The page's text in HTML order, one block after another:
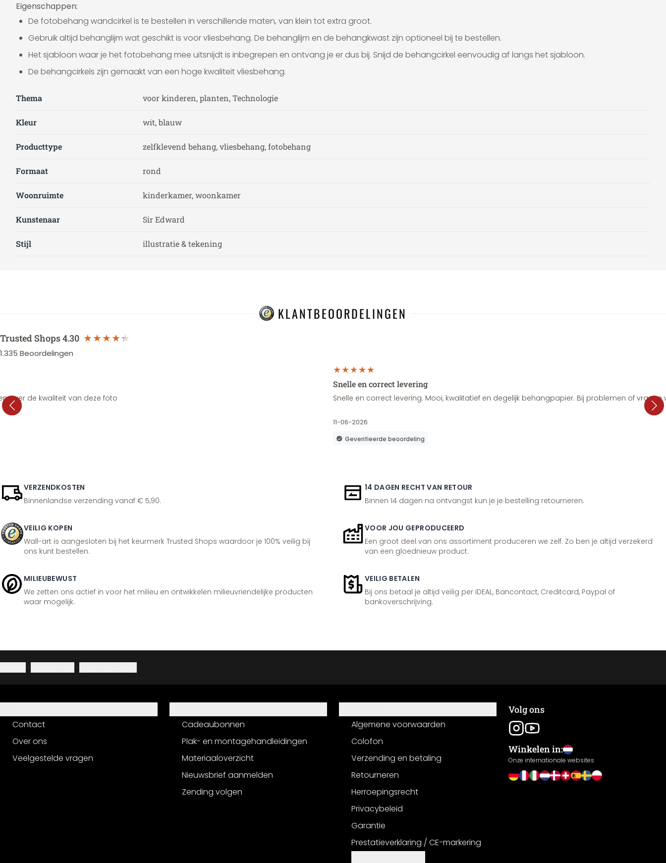
Eigenschappen:
De fotobehang wandcirkel is te bestellen in verschillende maten, van klein tot extra groot.
Gebruik altijd behanglijm wat geschikt is voor vliesbehang. De behanglijm en de behangkwast zijn optioneel bij te bestellen.
Het sjabloon waar je het fotobehang mee uitsnijdt is inbegrepen en ontvang je er dus bij. Snijd de behangcirkel eenvoudig af langs het sjabloon.
De behangcirkels zijn gemaakt van een hoge kwaliteit vliesbehang.
Thema voor kinderen, planten, Technologie
Kleur wit, blauw
Producttype zelfklevend behang, vliesbehang, fotobehang
Formaat rond
Woonruimte kinderkamer, woonkamer
Kunstenaar Sir Edward
Stijl illustratie & tekening
KLANTBEOORDELINGEN
Trusted Shops4.30
1.335 Beoordelingen
over de kwaliteit van deze foto
Snelle en correct levering
Snelle en correct levering. Mooi, kwalitatief en degelijk behangpapier. Bij problemen of
11-06-2026
Geverifieerde beoordeling
VERZENDKOSTEN
Binnenlandse verzending vanaf € 5,90.
14 DAGEN RECHT VAN RETOUR
Binnen 14 dagen na ontvangst kun je je bestelling retourneren.
VEILIG KOPEN
Wall-art is aangesloten bij het keurmerk Trusted Shops waardoor je 100% veilig bij
ons kunt bestellen.
VOOR JOU GEPRODUCEERD
Een groot deel van ons assortiment produceren we zelf. Zo ben je altijd verzekerd
van een gloednieuw product.
MILIEUBEWUST
We zetten ons actief in voor het milieu en ontwikkelen milieuvriendelijke producten
waar mogelijk.
VEILIG BETALEN
Bij ons betaal je altijd veilig per iDEAL, Bancontact, Creditcard, Paypal of
bankoverschrijving.
· ·
Contact
Over ons
Veelgestelde vragen
Cadeaubonnen
Plak- en montagehandleidingen
Materiaaloverzicht
Nieuwsbrief aanmelden
Zending volgen
Algemene voorwaarden
Colofon
Verzending en betaling
Retourneren
Herroepingsrecht
Privacybeleid
Garantie
Prestatieverklaring / CE-markering
Volg ons
Winkelen in:
Onze internationale websites